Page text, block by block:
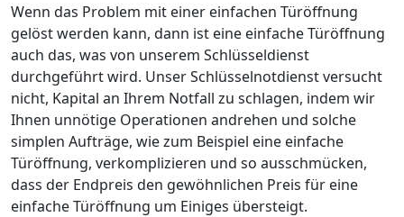
Wenn das Problem mit einer einfachen Türöffnung
gelöst werden kann, dann ist eine einfache Türöffnung
auch das, was von unserem Schlüsseldienst
durchgeführt wird. Unser Schlüsselnotdienst versucht
nicht, Kapital an Ihrem Notfall zu schlagen, indem wir
Ihnen unnötige Operationen andrehen und solche
simplen Aufträge, wie zum Beispiel eine einfache
Türöffnung, verkomplizieren und so ausschmücken,
dass der Endpreis den gewöhnlichen Preis für eine
einfache Türöffnung um Einiges übersteigt.